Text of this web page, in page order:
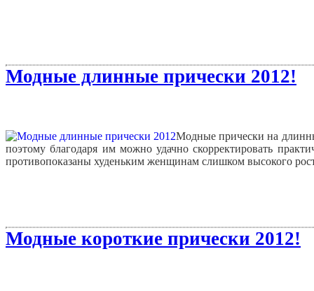
Модные длинные прически 2012!
Модные прически на
поэтому благодаря им можно удачно скорректировать
противопоказаны худеньким женщинам слишком высокого
Модные короткие прически 2012!